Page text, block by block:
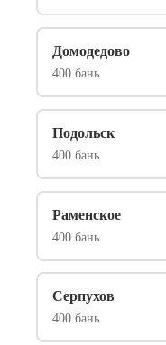
Домодедово
400 бань
Подольск
400 бань
Раменское
400 бань
Серпухов
400 бань